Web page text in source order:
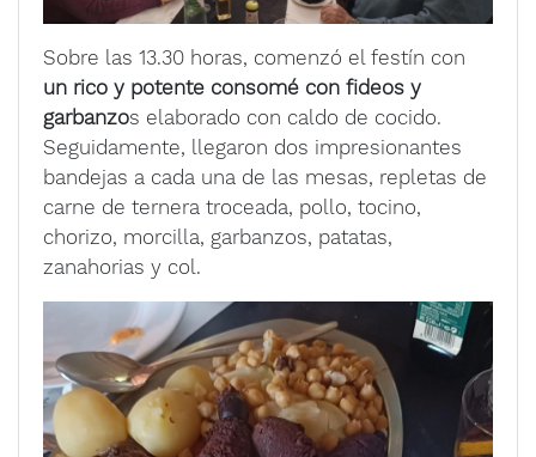
Sobre las 13.30 horas, comenzó el festín con
un rico y potente consomé con fideos y
garbanzos elaborado con caldo de cocido.
Seguidamente, llegaron dos impresionantes
bandejas a cada una de las mesas, repletas de
carne de ternera troceada, pollo, tocino,
chorizo, morcilla, garbanzos, patatas,
zanahorias y col.